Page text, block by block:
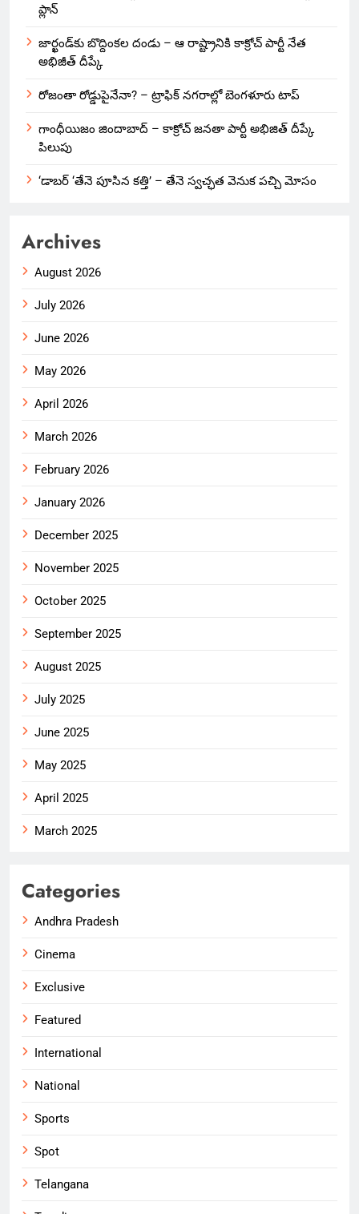
ప్లాన్
జార్ఖండ్‌కు బొద్దింకల దండు – ఆ రాష్ట్రానికి కాక్రోచ్ పార్టీ నేత
అభిజీత్ దీప్కే
రోజంతా రోడ్డుపైనేనా? – ట్రాఫిక్ నగరాల్లో బెంగళూరు టాప్
గాంధీయిజం జిందాబాద్ – కాక్రోచ్ జనతా పార్టీ అభిజిత్ దీప్కే
పిలుపు
‘డాబర్ ‘తేనె పూసిన కత్తి’ – తేనె స్వచ్ఛత వెనుక పచ్చి మోసం
Archives
August 2026
July 2026
June 2026
May 2026
April 2026
March 2026
February 2026
January 2026
December 2025
November 2025
October 2025
September 2025
August 2025
July 2025
June 2025
May 2025
April 2025
March 2025
Categories
Andhra Pradesh
Cinema
Exclusive
Featured
International
National
Sports
Spot
Telangana